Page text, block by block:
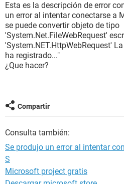
Esta es la descripción de error
un error al intentar conectarse a
se puede convertir objeto de tipo
'System.Net.FileWebRequest'
'System.NET.HttpWebRequest'
ha registrado..."
¿Que hacer?
Compartir
Consulta también:
Se produjo un error al intentar
S
Microsoft project gratis